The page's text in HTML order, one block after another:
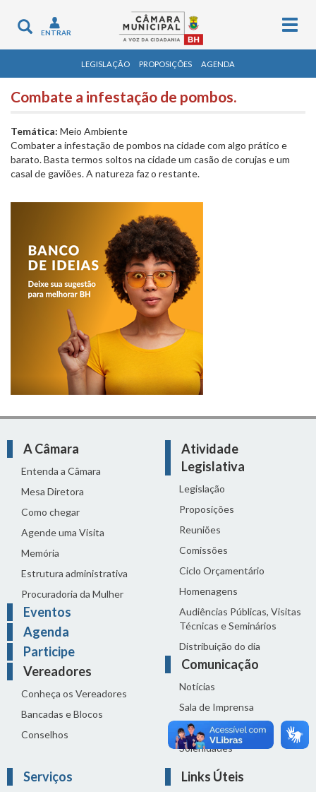
Toggle
navigation
ENTRAR
LEGISLAÇÃO PROPOSIÇÕES AGENDA
Combate a infestação de pombos.
Temática: Meio Ambiente
Combater a infestação de pombos na cidade com algo prático e
barato. Basta termos soltos na cidade um casão de corujas e um
casal de gaviões. A natureza faz o restante.
A Câmara
Entenda a Câmara
Mesa Diretora
Como chegar
Agende uma Visita
Memória
Estrutura administrativa
Procuradoria da Mulher
Eventos
Agenda
Participe
Vereadores
Conheça os Vereadores
Bancadas e Blocos
Conselhos
Atividade
Legislativa
Legislação
Proposições
Reuniões
Comissões
Ciclo Orçamentário
Homenagens
Audiências Públicas, Visitas
Técnicas e Seminários
Distribuição do dia
Comunicação
Notícias
Sala de Imprensa
Vídeos de Reuniões
Solenidades
Serviços Links Úteis